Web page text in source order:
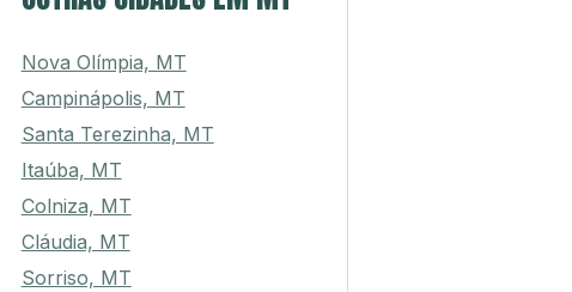
Nova Olímpia, MT
Campinápolis, MT
Santa Terezinha, MT
Itaúba, MT
Colniza, MT
Cláudia, MT
Sorriso, MT